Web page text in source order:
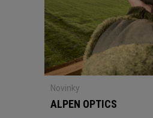
Novinky
ALPEN OPTICS